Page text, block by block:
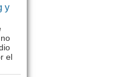
y
el